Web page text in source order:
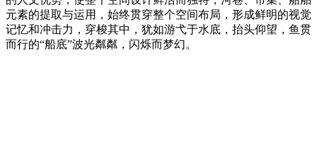
元素的提取与运用，始终贯穿整个空间布局，形成鲜明的视觉
记忆和冲击力，穿梭其中，犹如游弋于水底，抬头仰望，鱼贯
而行的“船底”波光粼粼，闪烁而梦幻。